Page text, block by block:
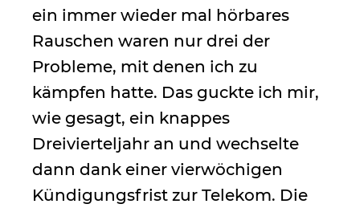
ein immer wieder mal hörbares
Rauschen waren nur drei der
Probleme, mit denen ich zu
kämpfen hatte. Das guckte ich mir,
wie gesagt, ein knappes
Dreivierteljahr an und wechselte
dann dank einer vierwöchigen
Kündigungsfrist zur Telekom. Die